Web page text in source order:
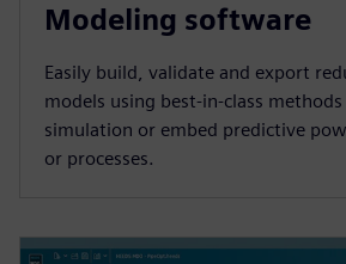
Modeling software
Easily build, validate and export
models using best-in-class
simulation or embed predictive
or processes.